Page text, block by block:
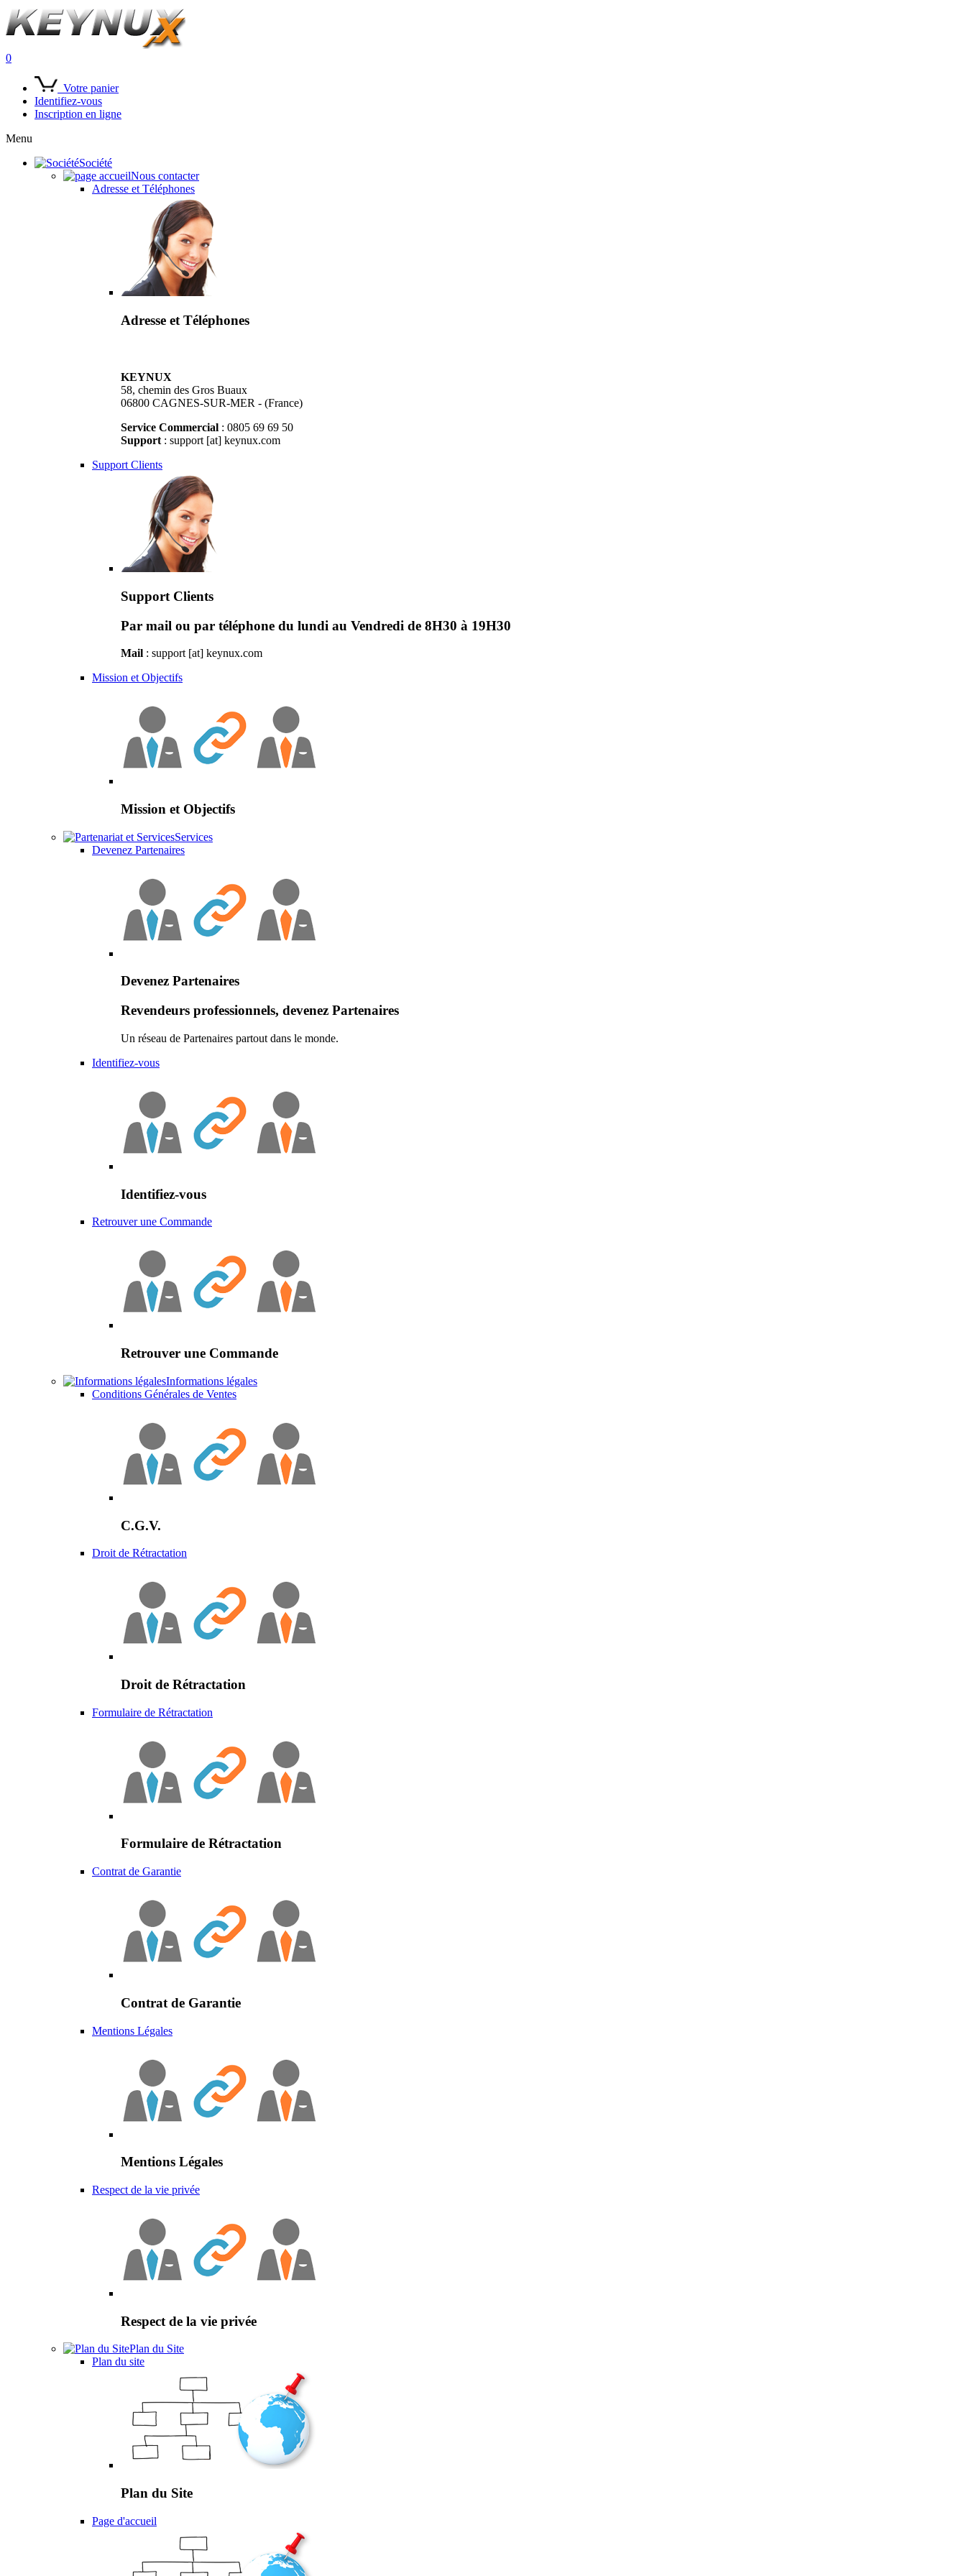
0
Votre panier
Identifiez-vous
Inscription en ligne
Menu
Société
Nous contacter
Adresse et Téléphones
Adresse et Téléphones
KEYNUX
58, chemin des Gros Buaux
06800 CAGNES-SUR-MER - (France)
Service Commercial : 0805 69 69 50
Support : support [at] keynux.com
Support Clients
Support Clients
Par mail ou par téléphone du lundi au Vendredi de 8H30 à 19H30
Mail : support [at] keynux.com
Mission et Objectifs
Mission et Objectifs
Services
Devenez Partenaires
Devenez Partenaires
Revendeurs professionnels, devenez Partenaires
Un réseau de Partenaires partout dans le monde.
Identifiez-vous
Identifiez-vous
Retrouver une Commande
Retrouver une Commande
Informations légales
Conditions Générales de Ventes
C.G.V.
Droit de Rétractation
Droit de Rétractation
Formulaire de Rétractation
Formulaire de Rétractation
Contrat de Garantie
Contrat de Garantie
Mentions Légales
Mentions Légales
Respect de la vie privée
Respect de la vie privée
Plan du Site
Plan du site
Plan du Site
Page d'accueil